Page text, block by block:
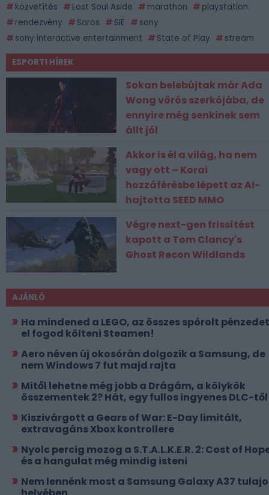
közvetítés
Lost Soul Aside marathon
playstation
rendezvény
Saros SIE
sony
sony interactive entertainment
State of Play stream
ESPORT1 HÍREK
Sokan belebújtak már Ada
Wong vörös szerkójába, de
ennyire még senkinek sem
állt jól
Akkor is él a világ, ha nem
vagy ott – Korai
hozzáférésbe lépett az AI-
hajtotta SEED MMO
Végre next-gen frissítést
kapott a Tom Clancy's
Ghost Recon Wildlands
AJÁNLÓ
Ha mindened a LEGO, az összes spórolt pénzedet
el fogod költeni Steamen!
Aero néven új okosórán dolgozik a Samsung, de
nem Windows 7 fut majd rajta
Mitől lehetne még jobb a Drágám, a kölykök
összementek 2? Hát, egy fullos ingyenes DLC-
Kiszivárgott a Gears of War: E-Day limitált,
extravagáns Xbox kontrollere
Nyolc percig mozog a S.T.A.L.K.E.R. 2: Cost of
és a hangulat még mindig isteni
Nem lennénk most a Samsung Galaxy A37